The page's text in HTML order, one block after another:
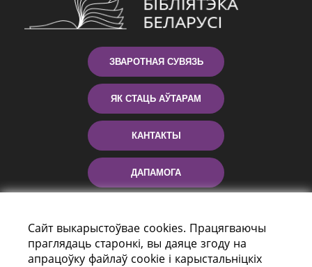
ЗВАРОТНАЯ СУВЯЗЬ
ЯК СТАЦЬ АЎТАРАМ
КАНТАКТЫ
ДАПАМОГА
Сайт выкарыстоўвае cookies. Працягваючы
праглядаць старонкі, вы даяце згоду на
апрацоўку файлаў cookie і карыстальніцкіх